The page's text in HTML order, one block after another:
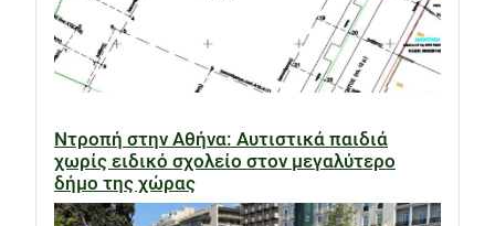
Ντροπή στην Αθήνα: Αυτιστικά παιδιά
χωρίς ειδικό σχολείο στον μεγαλύτερο
δήμο της χώρας